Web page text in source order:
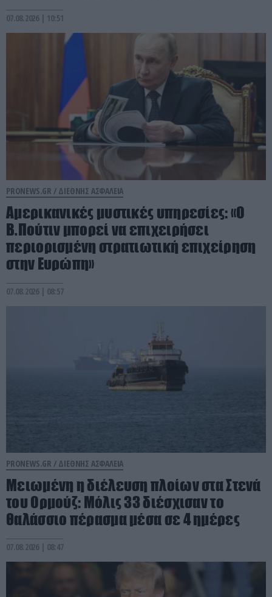
07.08.2026 | 10:51
PRONEWS.GR / ΔΙΕΘΝΗΣ ΑΣΦΑΛΕΙΑ
Αμερικανικές μυστικές υπηρεσίες: «Ο
Β.Πούτιν μπορεί να επιχειρήσει
περιορισμένη στρατιωτική επιχείρηση
στην Ευρώπη»
07.08.2026 | 08:57
PRONEWS.GR / ΔΙΕΘΝΗΣ ΑΣΦΑΛΕΙΑ
Μειωμένη η διέλευση πλοίων στα Στενά
του Ορμούζ: Μόλις 33 διέσχισαν το
θαλάσσιο πέρασμα μέσα σε 4 ημέρες
07.08.2026 | 08:47